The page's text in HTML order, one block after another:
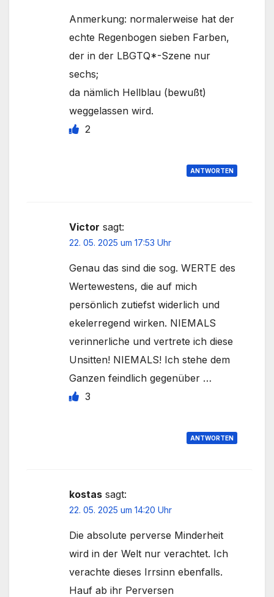
Anmerkung: normalerweise hat der
echte Regenbogen sieben Farben,
der in der LBGTQ*-Szene nur
sechs;
da nämlich Hellblau (bewußt)
weggelassen wird.
2
ANTWORTEN
Victor sagt:
22. 05. 2025 um 17:53 Uhr
Genau das sind die sog. WERTE des
Wertewestens, die auf mich
persönlich zutiefst widerlich und
ekelerregend wirken. NIEMALS
verinnerliche und vertrete ich diese
Unsitten! NIEMALS! Ich stehe dem
Ganzen feindlich gegenüber …
3
ANTWORTEN
kostas sagt:
22. 05. 2025 um 14:20 Uhr
Die absolute perverse Minderheit
wird in der Welt nur verachtet. Ich
verachte dieses Irrsinn ebenfalls.
Hauf ab ihr Perversen